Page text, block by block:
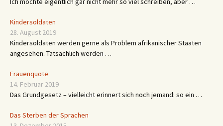
Kindersoldaten
28. August 2019
Kindersoldaten werden gerne als Problem afrikanischer Staaten
angesehen. Tatsächlich werden …
Frauenquote
14. Februar 2019
Das Grundgesetz – vielleicht erinnert sich noch jemand: so ein …
Das Sterben der Sprachen